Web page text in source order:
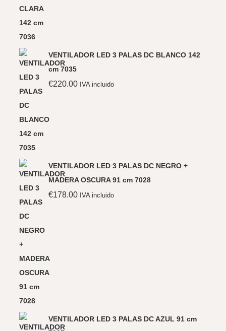
VENTILADOR LED 3 PALAS DC BLANCO 142
cm 7035
€220.00 IVA incluido
VENTILADOR LED 3 PALAS DC NEGRO +
MADERA OSCURA 91 cm 7028
€178.00 IVA incluido
VENTILADOR LED 3 PALAS DC AZUL 91 cm